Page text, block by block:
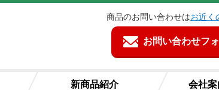
商品のお問い合わせはお近く
お問い合わせフ
新商品紹介 会社案